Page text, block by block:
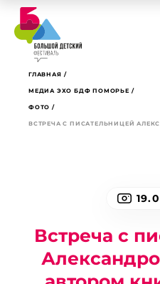
ГЛАВНАЯ
МЕДИА ЭХО БДФ ПОМОРЬЕ
ФОТО
ВСТРЕЧА С ПИСАТЕЛЬНИЦЕЙ
Встреча с